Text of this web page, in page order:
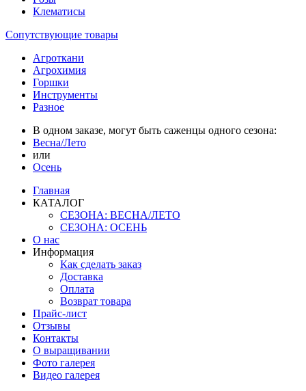
Клематисы
Сопутствующие товары
Агроткани
Агрохимия
Горшки
Инструменты
Разное
В одном заказе, могут быть саженцы одного сезона:
Весна/Лето
или
Осень
Главная
КАТАЛОГ
СЕЗОНА: ВЕСНА/ЛЕТО
СЕЗОНА: ОСЕНЬ
О нас
Информация
Как сделать заказ
Доставка
Оплата
Возврат товара
Прайс-лист
Отзывы
Контакты
О выращивании
Фото галерея
Видео галерея